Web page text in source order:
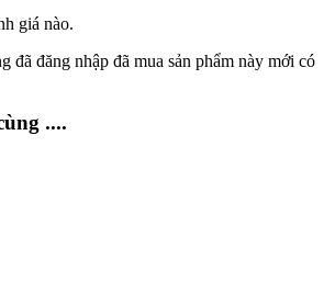
giá nào.
đã đăng nhập đã mua sản phẩm này mới có
....